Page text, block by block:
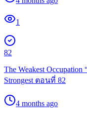
1
82
The Weakest Occupation
Strongest ตอนที่ 82
4 months ago